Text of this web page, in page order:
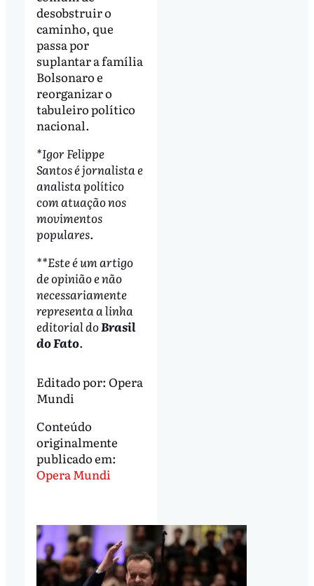
desobstruir o
caminho, que
passa por
suplantar a família
Bolsonaro e
reorganizar o
tabuleiro político
nacional.
*Igor Felippe
Santos é jornalista e
analista político
com atuação nos
movimentos
populares.
**Este é um artigo
de opinião e não
necessariamente
representa a linha
editorial doBrasil
do Fato.
Editado por: Opera
Mundi
Conteúdo
originalmente
publicado em:
Opera Mundi